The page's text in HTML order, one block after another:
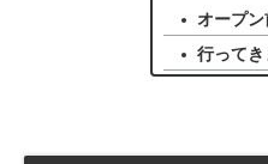
オープン
行ってき